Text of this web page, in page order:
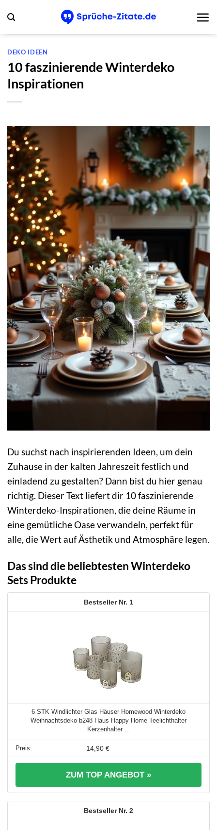
Inhalt
springen
DEKO IDEEN
10 faszinierende Winterdeko
Inspirationen
Du suchst nach inspirierenden Ideen, um dein
Zuhause in der kalten Jahreszeit festlich und
einladend zu gestalten? Dann bist du hier genau
richtig. Dieser Text liefert dir 10 faszinierende
Winterdeko-Inspirationen, die deine Räume in
eine gemütliche Oase verwandeln, perfekt für
alle, die Wert auf Ästhetik und Atmosphäre legen.
Das sind die beliebtesten Winterdeko
Sets Produkte
1
6 STK Windlichter Glas Häuser Homewood Winterdeko
Weihnachtsdeko b248 Haus Happy Home Teelichthalter
Kerzenhalter ...
14,90 €
ZUM TOP ANGEBOT »
2